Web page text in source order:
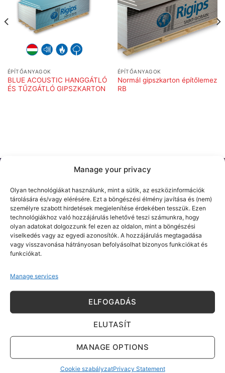
Manage your privacy
Olyan technológiákat használunk, mint a sütik, az eszközinformációk
tárolására és/vagy elérésére. Ezt a böngészési élmény javítása és (nem)
személyre szabott hirdetések megjelenítése érdekében tesszük. Ezen
technológiákhoz való hozzájárulás lehetővé teszi számunkra, hogy
olyan adatokat dolgozzunk fel ezen az oldalon, mint a böngészési
viselkedés vagy az egyedi azonosítók. A hozzájárulás megtagadása
vagy visszavonása hátrányosan befolyásolhat bizonyos funkciókat és
funkciókat.
Manage services
ELFOGADÁS
ELUTASÍT
MANAGE OPTIONS
Cookie szabályzatPrivacy Statement
ÉPÍTŐANYAGOK
BLUE ACOUSTIC HANGGÁTLÓ
ÉS TŰZGÁTLÓ GIPSZKARTON
ÉPÍTŐANYAGOK
Normál gipszkarton építőlemez
RB
Click 'I agree' to enable Google maps
Cookie szabályzat
Kérdése van? Írjon nekünk!